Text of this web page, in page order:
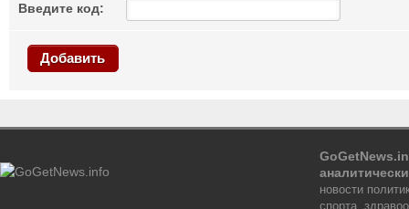
Введите код:
Добавить
новости
спорта,